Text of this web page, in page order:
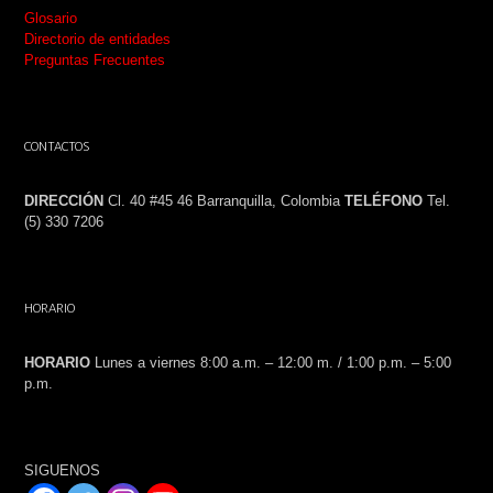
Glosario
Directorio de entidades
Preguntas Frecuentes
CONTACTOS
DIRECCIÓN Cl. 40 #45 46 Barranquilla, Colombia TELÉFONO Tel.
(5) 330 7206
HORARIO
HORARIO Lunes a viernes 8:00 a.m. – 12:00 m. / 1:00 p.m. – 5:00
p.m.
SIGUENOS